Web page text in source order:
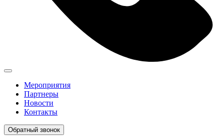
Мероприятия
Партнеры
Новости
Контакты
Обратный звонок